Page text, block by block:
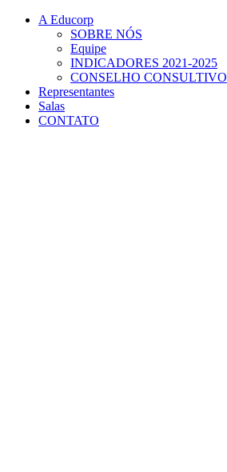
Conteúdo principal
A Educorp
SOBRE NÓS
Equipe
INDICADORES 2021-2025
CONSELHO CONSULTIVO
Representantes
Salas
CONTATO